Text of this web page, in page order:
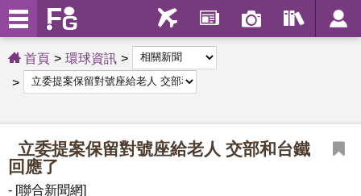
首頁 環球資訊
立委提案保留對號座給老人 交部和台鐵
回應了
- [聯合新聞網]